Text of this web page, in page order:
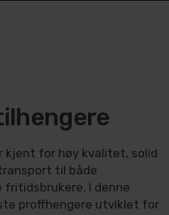
kjent for høy kvalitet, solid
til både
fritidsbrukere. I denne
proffhengere utviklet for